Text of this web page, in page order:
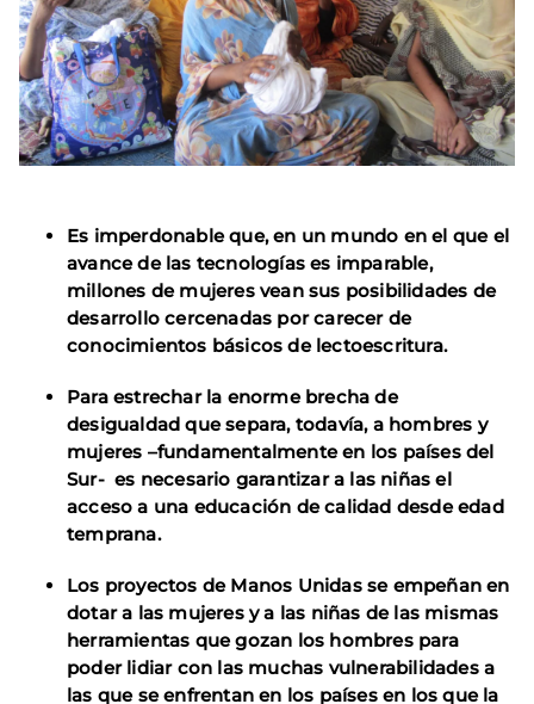
Es imperdonable que, en un mundo en el que el
avance de las tecnologías es imparable,
millones de mujeres vean sus posibilidades de
desarrollo cercenadas por carecer de
conocimientos básicos de lectoescritura.
Para estrechar la enorme brecha de
desigualdad que separa, todavía, a hombres y
mujeres –fundamentalmente en los países del
Sur- es necesario garantizar a las niñas el
acceso a una educación de calidad desde edad
temprana.
Los proyectos de Manos Unidas se empeñan en
dotar a las mujeres y a las niñas de las mismas
herramientas que gozan los hombres para
poder lidiar con las muchas vulnerabilidades a
las que se enfrentan en los países en los que la